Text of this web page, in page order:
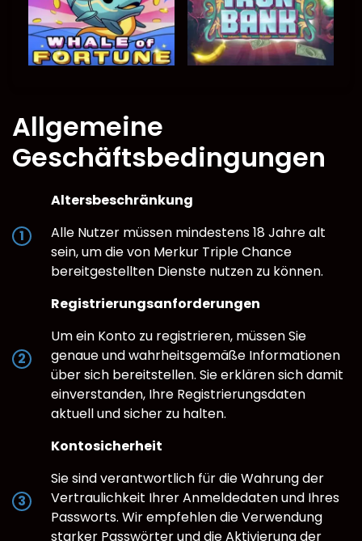
Allgemeine
Geschäftsbedingungen
Altersbeschränkung
Alle Nutzer müssen mindestens 18 Jahre alt
sein, um die von Merkur Triple Chance
bereitgestellten Dienste nutzen zu können.
Registrierungsanforderungen
Um ein Konto zu registrieren, müssen Sie
genaue und wahrheitsgemäße Informationen
über sich bereitstellen. Sie erklären sich damit
einverstanden, Ihre Registrierungsdaten
aktuell und sicher zu halten.
Kontosicherheit
Sie sind verantwortlich für die Wahrung der
Vertraulichkeit Ihrer Anmeldedaten und Ihres
Passworts. Wir empfehlen die Verwendung
starker Passwörter und die Aktivierung der